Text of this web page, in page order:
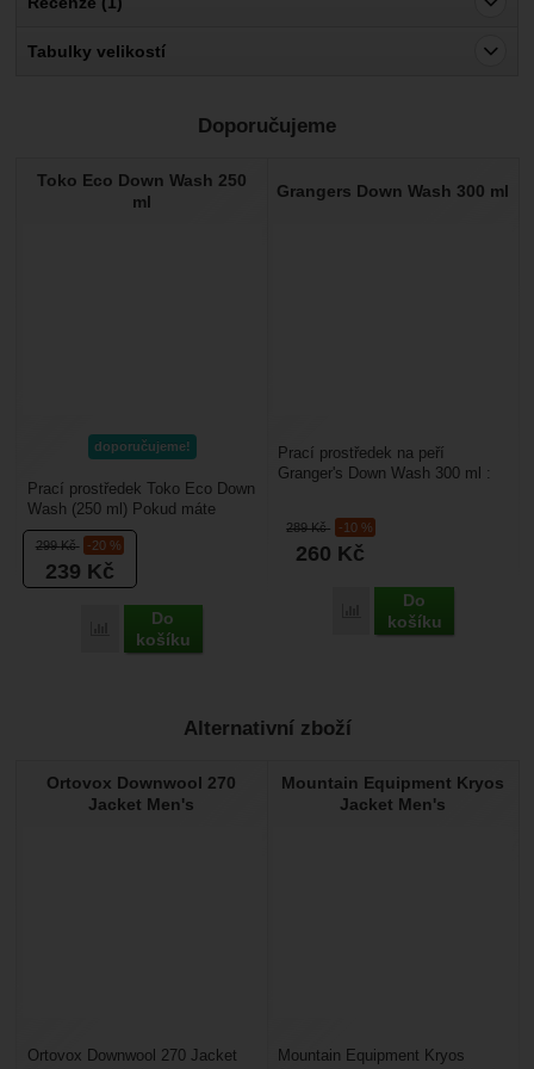
Produkt splnil ocekavani,
Tabulky velikostí
Doporučujeme
Toko Eco Down Wash 250
ml
doporučujeme!
299Kč -20 %
239 Kč
Porovnat
Do
košíku
Prací prostředek Toko Eco Down
Wash (250 ml) Pokud máte
doma péřovou bundu, vestu
nebo spacák (například...
Grangers Down Wash 300 ml
289Kč -10 %
260 Kč
Porovnat
Do
košíku
Prací prostředek na peří
Granger's Down Wash 300 ml :
oblečení a péřových...
Alternativní zboží
Ortovox Downwool 270
Jacket Men's
Ortovox Downwool 270 Jacket
Mountain Equipment Kryos
Jacket Men's
Mountain Equipment Kryos